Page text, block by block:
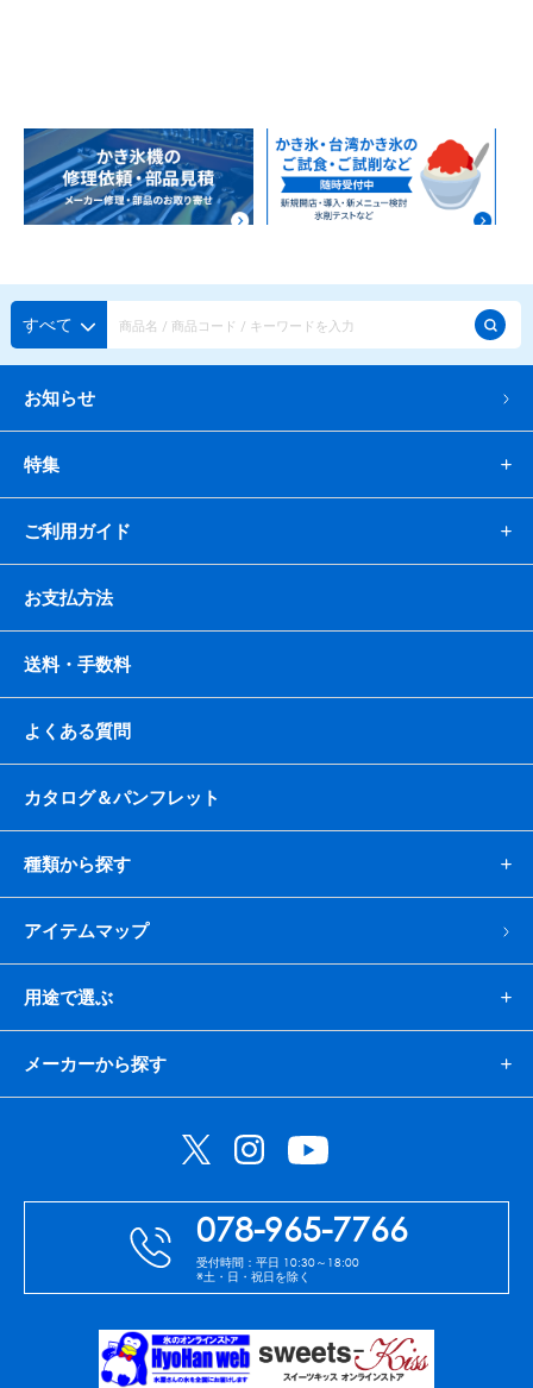
すべて
お知らせ
特集
ご利用ガイド
お支払方法
送料・手数料
よくある質問
カタログ＆パンフレット
種類から探す
アイテムマップ
用途で選ぶ
メーカーから探す
078-965-7766
受付時間：平日 10:30～18:00
※土・日・祝日を除く